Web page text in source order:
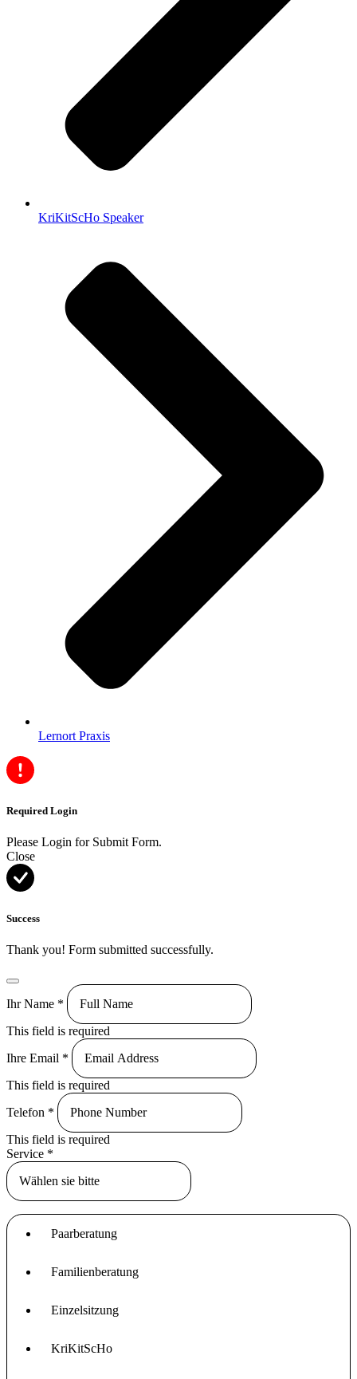
KriKitScHo Speaker
Lernort Praxis
Required Login
Please Login for Submit Form.
Close
Success
Thank you! Form submitted successfully.
Ihr Name *
This field is required
Ihre Email *
This field is required
Telefon *
This field is required
Service *
Paarberatung
Familienberatung
Einzelsitzung
KriKitScHo